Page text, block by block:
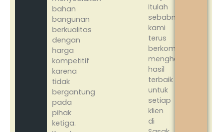
bahan
bangunan
berkualitas
dengan
harga
kompetitif
karena
tidak
bergantung
pada
pihak
ketiga.
Itulah
sebabnya
kami
terus
berkomitmen
menghadirkan
hasil
terbaik
untuk
setiap
klien
di